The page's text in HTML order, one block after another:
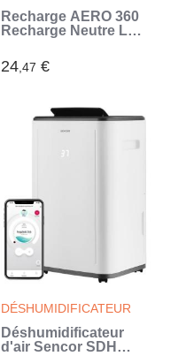
Recharge AERO 360
Recharge Neutre Lot
24,47 €
DÉSHUMIDIFICATEUR
Déshumidificateur
d'air Sencor SDH